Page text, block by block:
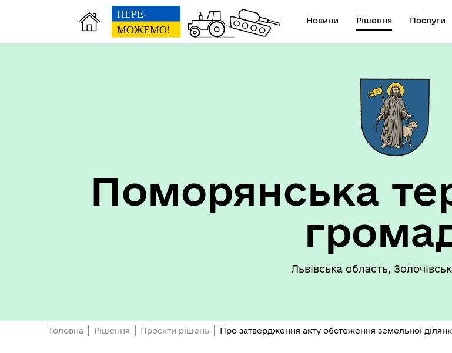
Новини Рішення Послуги
Місцеві податки та збои
Виконком
Фахівець
Поморянська
Львівська область,
Головна Рішення Проєкти рішень Про затвердження акту обстеження земельної